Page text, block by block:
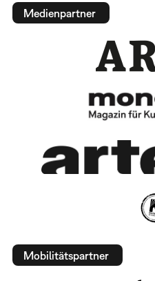
Medienpartner
Mobilitätspartner